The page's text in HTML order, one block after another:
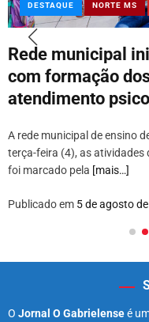
DESTAQUE NORTE MS
Rede municipal
com formação
atendimento
A rede municipal de ensino
terça-feira (4), as atividades
foi marcado pela [mais…]
Publicado em 5 de agosto
O Jornal O Gabrielenseé